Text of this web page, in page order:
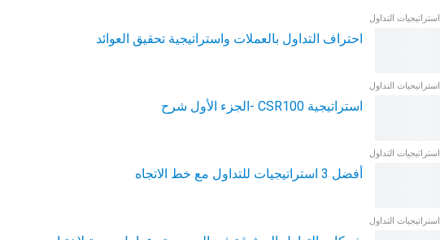
استراتيجيات التداول
احتراف التداول بالعملات واستراتيجية تحقيق العوائد
استراتيجيات التداول
استراتيجية CSR100 -الجزء الأول شرح
استراتيجيات التداول
أفضل 3 استراتيجيات للتداول مع خط الاتجاه
استراتيجيات التداول